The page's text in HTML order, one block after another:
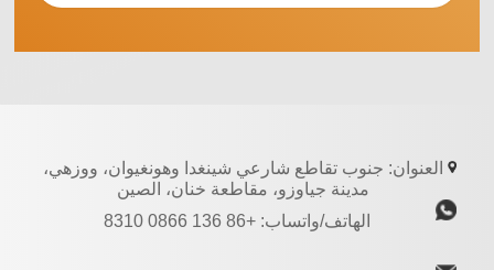
العنوان: جنوب تقاطع شارعي شينغدا وهونغيوان، ووزهي،
مدينة جياوزو، مقاطعة خنان، الصين
الهاتف/واتساب: +86 136 0866 8310